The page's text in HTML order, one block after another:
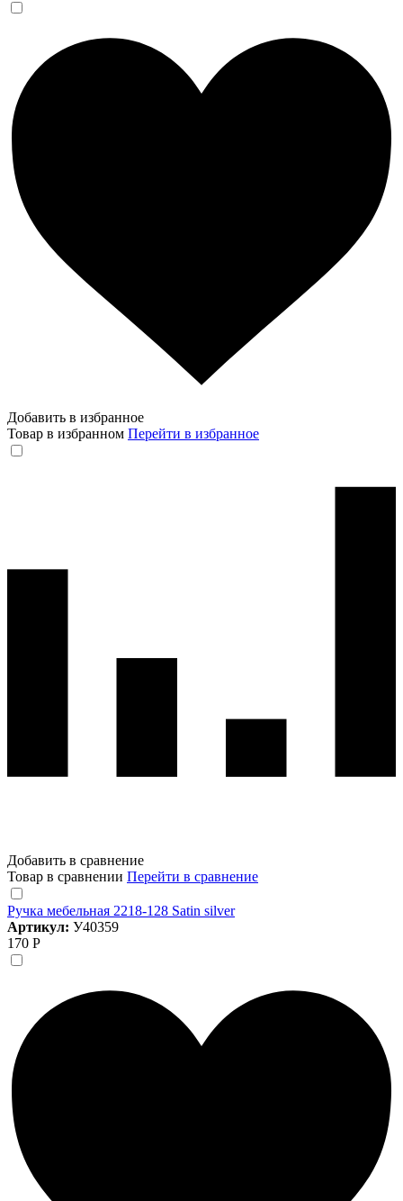
Добавить в избранное
Товар в избранном Перейти в избранное
Добавить в сравнение
Товар в сравнении Перейти в сравнение
Ручка мебельная 2218-128 Satin silver
Артикул: У40359
170 Р